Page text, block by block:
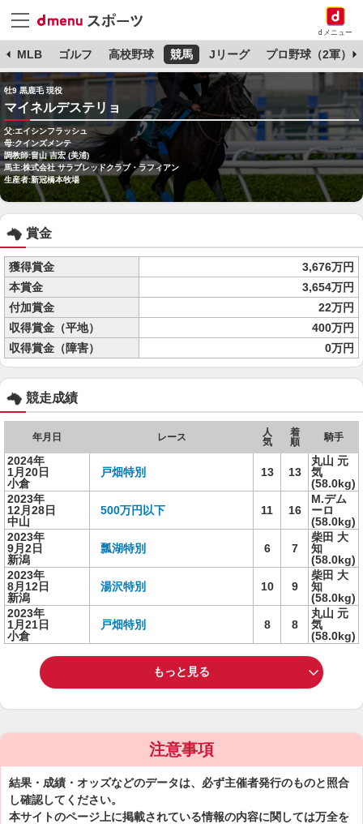
dメニュー
MLB ゴルフ 高校野球 競馬 Jリーグ プロ野球（2軍）
牡9 黒鹿毛 現役
マイネルデステリョ
父:エイシンフラッシュ
母:クインズメンテ
調教師:畠山 吉宏 (美浦)
馬主:株式会社 サラブレッドクラブ・ラフィアン
生産者:新冠橋本牧場
賞金
獲得賞金
3,676万円
本賞金
3,654万円
付加賞金
22万円
収得賞金（平地）
400万円
収得賞金（障害）
0万円
競走成績
年月日 レース
人
気
着
順
騎手
2024年
1月20日
小倉
戸畑特別 13 13
丸山 元
気
(58.0kg)
2023年
12月28日
中山
500万円以下 11 16
M.デム
ーロ
(58.0kg)
2023年
9月2日
新潟
瓢湖特別 6 7
柴田 大
知
(58.0kg)
2023年
8月12日
新潟
湯沢特別 10 9
柴田 大
知
(58.0kg)
2023年
1月21日
小倉
戸畑特別 8 8
丸山 元
気
(58.0kg)
もっと見る
注意事項
結果・成績・オッズなどのデータは、必ず主催者発行のものと照合
し確認してください。
本サイトのページ上に掲載されている情報の内容に関しては万全を